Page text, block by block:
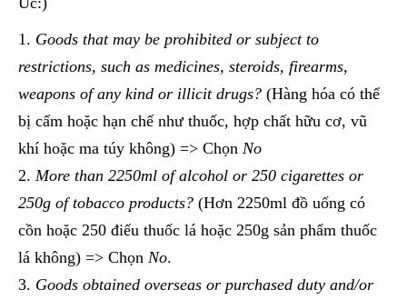
Goods that may be prohibited or subject to
restrictions, such as medicines, steroids, firearms,
weapons of any kind or illicit drugs? (Hàng hóa có thể
bị cấm hoặc hạn chế như thuốc, hợp chất hữu cơ, vũ
khí hoặc ma túy không) => Chọn No
More than 2250ml of alcohol or 250 cigarettes or
250g of tobacco products? (Hơn 2250ml đồ uống có
cồn hoặc 250 điếu thuốc lá hoặc 250g sản phẩm thuốc
lá không) => Chọn No.
Goods obtained overseas or purchased duty and/or